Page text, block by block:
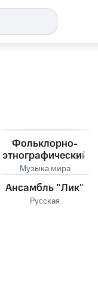
Фольклорно-
этнографический
ансамбль
Народный
Праздник
Музыка мира
Ансамбль "Лик"
Русская